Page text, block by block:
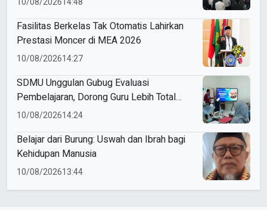
Fasilitas Berkelas Tak Otomatis Lahirkan
Prestasi Moncer di MEA 2026
10/08/202614:27
SDMU Unggulan Gubug Evaluasi
Pembelajaran, Dorong Guru Lebih Total
dalam Mengabdi
10/08/202614:24
Belajar dari Burung: Uswah dan Ibrah bagi
Kehidupan Manusia
10/08/202613:44